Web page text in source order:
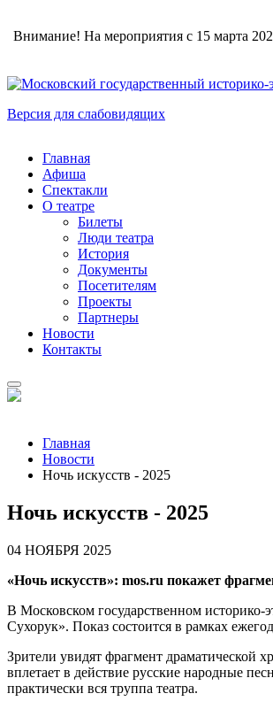
Внимание! На мероприятия с 15 марта
Версия для слабовидящих
Главная
Афиша
Спектакли
О театре
Билеты
Люди театра
История
Документы
Посетителям
Проекты
Партнеры
Новости
Контакты
Главная
Новости
Ночь искусств - 2025
Ночь искусств - 2025
04 НОЯБРЯ 2025
«Ночь искусств»: mos.ru покажет
В Московском государственном историко-
Сухорук». Показ состоится в рамках
Зрители увидят фрагмент драматической
вплетает в действие русские народные
практически вся труппа театра.